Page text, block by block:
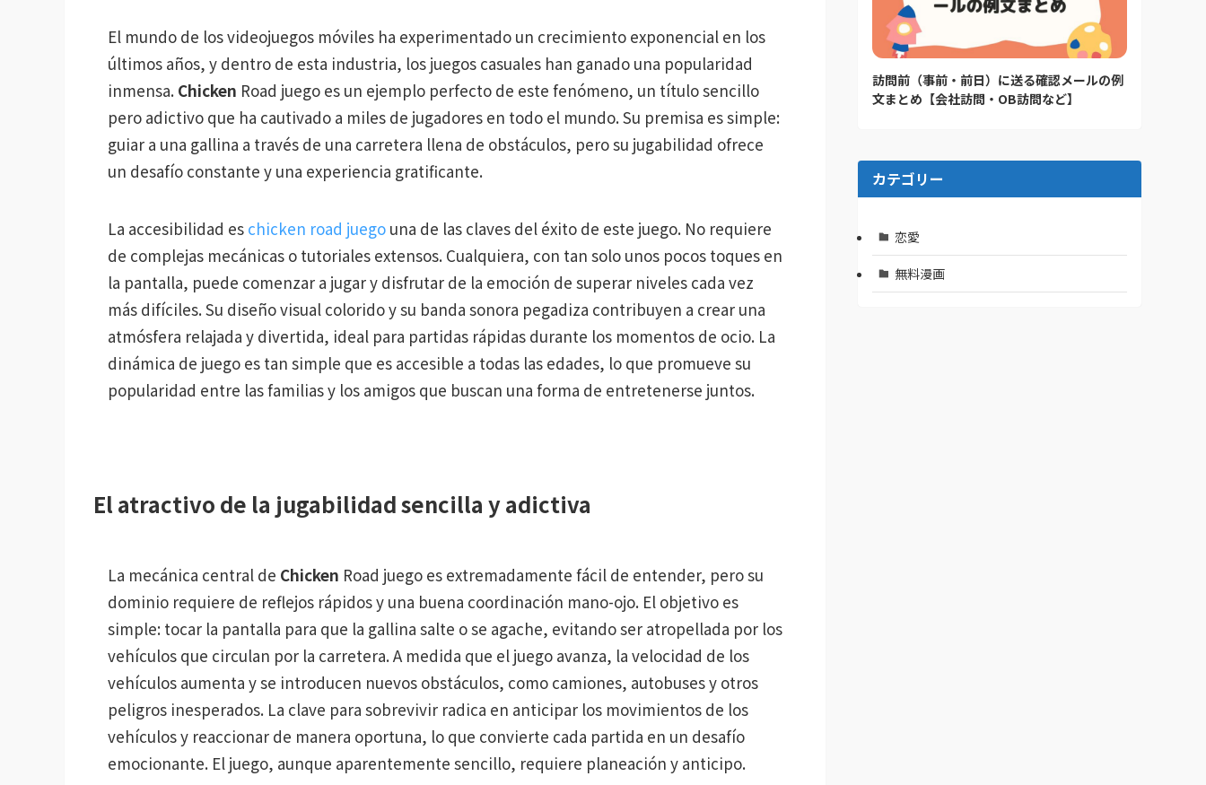
El mundo de los videojuegos móviles ha experimentado un crecimiento exponencial en los
últimos años, y dentro de esta industria, los juegos casuales han ganado una popularidad
inmensa. Chicken Road juego es un ejemplo perfecto de este fenómeno, un título sencillo
pero adictivo que ha cautivado a miles de jugadores en todo el mundo. Su premisa es simple:
guiar a una gallina a través de una carretera llena de obstáculos, pero su jugabilidad ofrece
un desafío constante y una experiencia gratificante.
La accesibilidad es chicken road juego una de las claves del éxito de este juego. No requiere
de complejas mecánicas o tutoriales extensos. Cualquiera, con tan solo unos pocos toques en
la pantalla, puede comenzar a jugar y disfrutar de la emoción de superar niveles cada vez
más difíciles. Su diseño visual colorido y su banda sonora pegadiza contribuyen a crear una
atmósfera relajada y divertida, ideal para partidas rápidas durante los momentos de ocio. La
dinámica de juego es tan simple que es accesible a todas las edades, lo que promueve su
popularidad entre las familias y los amigos que buscan una forma de entretenerse juntos.
El atractivo de la jugabilidad sencilla y adictiva
La mecánica central de Chicken Road juego es extremadamente fácil de entender, pero su
dominio requiere de reflejos rápidos y una buena coordinación mano-ojo. El objetivo es
simple: tocar la pantalla para que la gallina salte o se agache, evitando ser atropellada por los
vehículos que circulan por la carretera. A medida que el juego avanza, la velocidad de los
vehículos aumenta y se introducen nuevos obstáculos, como camiones, autobuses y otros
peligros inesperados. La clave para sobrevivir radica en anticipar los movimientos de los
vehículos y reaccionar de manera oportuna, lo que convierte cada partida en un desafío
emocionante. El juego, aunque aparentemente sencillo, requiere planeación y anticipo.
訪問前（事前・前日）に送る確認メールの例
文まとめ【会社訪問・OB訪問など】
カテゴリー
恋愛
無料漫画